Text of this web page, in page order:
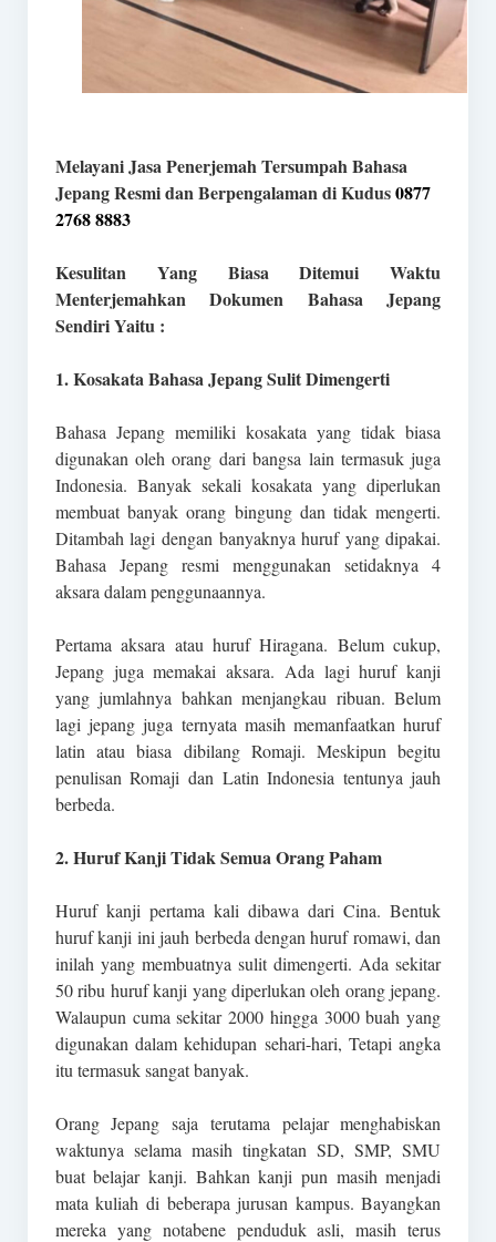
Melayani Jasa Penerjemah Tersumpah Bahasa
Jepang Resmi dan Berpengalaman di Kudus0877
2768 8883
Kesulitan Yang Biasa Ditemui Waktu
Menterjemahkan Dokumen Bahasa Jepang
Sendiri Yaitu :
1. Kosakata Bahasa Jepang Sulit Dimengerti
Bahasa Jepang memiliki kosakata yang tidak biasa
digunakan oleh orang dari bangsa lain termasuk juga
Indonesia. Banyak sekali kosakata yang diperlukan
membuat banyak orang bingung dan tidak mengerti.
Ditambah lagi dengan banyaknya huruf yang dipakai.
Bahasa Jepang resmi menggunakan setidaknya 4
aksara dalam penggunaannya.
Pertama aksara atau huruf Hiragana. Belum cukup,
Jepang juga memakai aksara. Ada lagi huruf kanji
yang jumlahnya bahkan menjangkau ribuan. Belum
lagi jepang juga ternyata masih memanfaatkan huruf
latin atau biasa dibilang Romaji. Meskipun begitu
penulisan Romaji dan Latin Indonesia tentunya jauh
berbeda.
2. Huruf Kanji Tidak Semua Orang Paham
Huruf kanji pertama kali dibawa dari Cina. Bentuk
huruf kanji ini jauh berbeda dengan huruf romawi, dan
inilah yang membuatnya sulit dimengerti. Ada sekitar
50 ribu huruf kanji yang diperlukan oleh orang jepang.
Walaupun cuma sekitar 2000 hingga 3000 buah yang
digunakan dalam kehidupan sehari-hari, Tetapi angka
itu termasuk sangat banyak.
Orang Jepang saja terutama pelajar menghabiskan
waktunya selama masih tingkatan SD, SMP, SMU
buat belajar kanji. Bahkan kanji pun masih menjadi
mata kuliah di beberapa jurusan kampus. Bayangkan
mereka yang notabene penduduk asli, masih terus